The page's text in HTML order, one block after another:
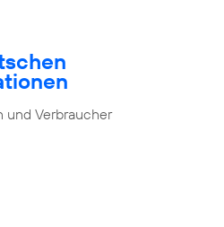
und Verbraucher